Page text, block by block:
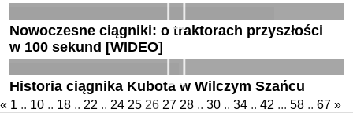
Nowoczesne ciągniki: o traktorach przyszłości
w 100 sekund [WIDEO]
Historia ciągnika Kubota w Wilczym Szańcu
« 1 .. 10 .. 18 .. 22 .. 24 25 26 27 28 .. 30 .. 34 .. 42 ... 58 .. 67 »